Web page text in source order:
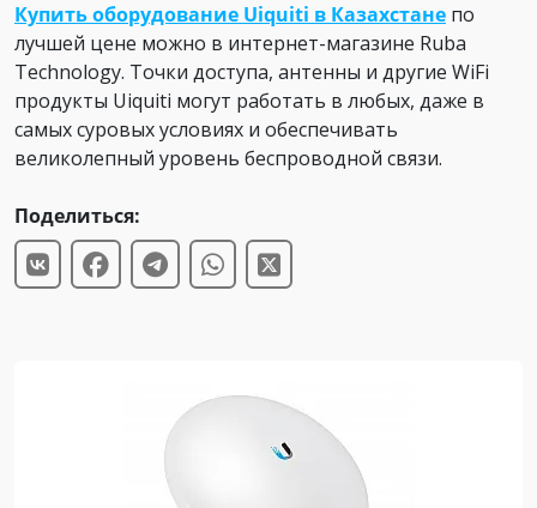
Поделиться:
Купить оборудование Uiquiti в Казахстане по
лучшей цене можно в интернет-магазине Ruba
Technology. Точки доступа, антенны и другие WiFi
продукты Uiquiti могут работать в любых, даже в
самых суровых условиях и обеспечивать
великолепный уровень беспроводной связи.